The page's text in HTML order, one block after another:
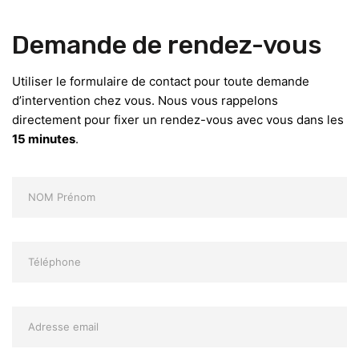
Demande de rendez-vous
Utiliser le formulaire de contact pour toute demande
d’intervention chez vous. Nous vous rappelons
directement pour fixer un rendez-vous avec vous dans les
15 minutes.